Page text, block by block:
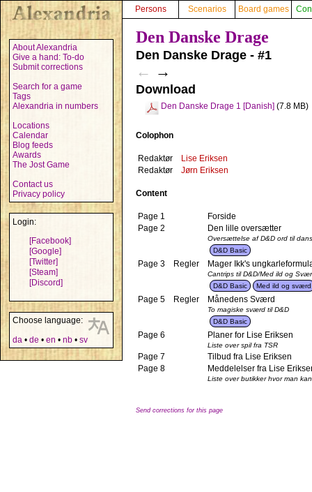
About Alexandria
Give a hand: To-do
Submit corrections
Search for a game
Tags
Alexandria in numbers
Locations
Calendar
Blog feeds
Awards
The Jost Game
Contact us
Privacy policy
Login:
[Facebook]
[Google]
[Twitter]
[Steam]
[Discord]
Choose language:
da • de • en • nb • sv
Persons Scenarios Board games
Den Danske Drage
Den Danske Drage - #1
← →
Download
Den Danske Drage 1 [Danish] (7.8 MB)
Colophon
Redaktør
Lise Eriksen
Redaktør
Jørn Eriksen
Content
Page 1
Forside
Page 2
Den lille oversætter
Oversættelse af D&D ord til
D&D Basic
Page 3 Regler Mager Ikk's
Cantrips til D&D/Med ild og
D&D Basic
Med ild og sværd
Page 5 Regler Månedens Sværd
To magiske sværd til D&D
D&D Basic
Page 6 Planer for Lise Eriksen
Liste over spil fra TSR
Page 7
Tilbud fra Lise Eriksen
Page 8
Meddelelser fra Lise
Liste over butikker hvor man
Send corrections for this page